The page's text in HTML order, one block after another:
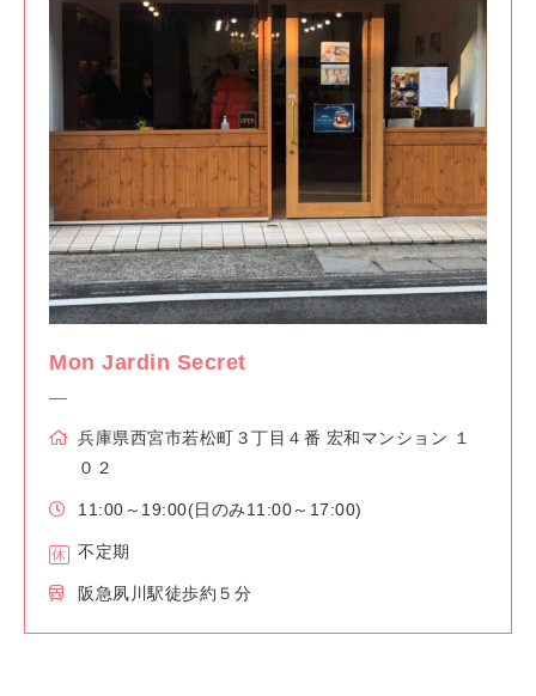
Mon Jardin Secret
兵庫県西宮市若松町３丁目４番 宏和マンション １
０２
11:00～19:00(日のみ11:00～17:00)
不定期
阪急夙川駅徒歩約５分